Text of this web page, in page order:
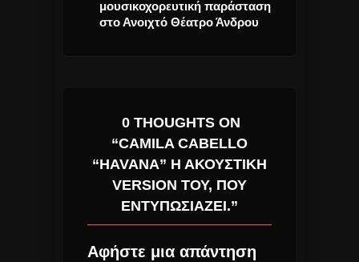
μουσικοχορευτική παράσταση
στο Ανοιχτό Θέατρο Άνδρου
0 THOUGHTS ON
“CAMILA CABELLO
“HAVANA” Η ΑΚΟΥΣΤΙΚΉ
VERSION ΤΟΥ, ΠΟΥ
ΕΝΤΥΠΩΣΙΆΖΕΙ.”
Αφήστε μια απάντηση